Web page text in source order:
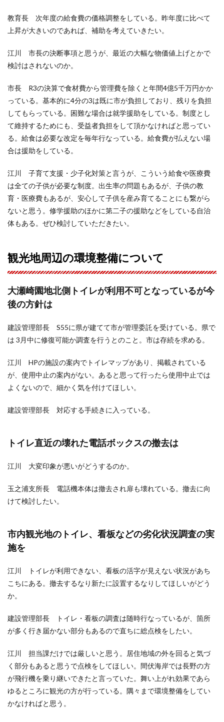
教育長 次年度の給食費の価格調整をしている。昨年度に比べて
上昇が大きいのであれば、補助を考えていきたい。
江川 市長の決断事項と思うが、最近の大幅な物価値上げとかで
検討はされないのか。
市長 R3の決算で食材費から管理費を除くと年間4億5千万円かか
っている。基本的に4分の3は既に市が負担しており、残りを負担
してもらっている。困難な場合は就学援助をしている。制度とし
て維持するためにも、受益者負担をして頂かなければと思ってい
る。給食は必要な改定を毎年行なっている。給食費が払えない場
合は援助をしている。
江川 子育て支援・少子化対策と言うが、こういう給食や医療費
は全ての子供が必要な制度。出生率の問題もあるが、子供の教
育・医療費もあるが、安心して子供を産み育てることにも繋がら
ないと思う。修学援助のほかに第二子の援助などをしている自治
体もある。ぜひ検討していただきたい。
観光地周辺の環境整備について
大瀬崎園地北側トイレが利用不可となっているが今
後の方針は
建設管理部長 S55に県が建てて市が管理委託を受けている。県で
は 3月中に修復可能か調査を行うとのこと。市は存続を求める。
江川 HPの施設の案内でトイレマップがあり、掲載されている
が、使用中止の案内がない。あると思って行ったら使用中止では
よくないので、細かく気を付けてほしい。
建設管理部長 対応する手続きに入っている。
トイレ直近の壊れた電話ボックスの撤去は
江川 大変印象が悪いがどうするのか。
玉之浦支所長 電話機本体は撤去され扉も壊れている。撤去に向
けて検討したい。
市内観光地のトイレ、看板などの劣化状況調査の実
施を
江川 トイレが利用できない、看板の活字が見えない状況があち
こちにある。撤去するなり新たに設置するなりしてほしいがどう
か。
建設管理部長 トイレ・看板の調査は随時行なっているが、箇所
が多く行き届かない部分もあるので直ちに総点検をしたい。
江川 担当課だけでは厳しいと思う。居住地域の外を回ると気づ
く部分もあると思うで点検をしてほしい。間伏海岸では長野の方
が飛行機を乗り継いできたと言っていた。舞い上がれ効果であら
ゆるところに観光の方が行っている。隅々まで環境整備をしてい
かなければと思う。